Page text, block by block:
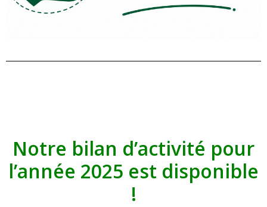
Notre bilan d’activité pour
l’année 2025 est disponible
!